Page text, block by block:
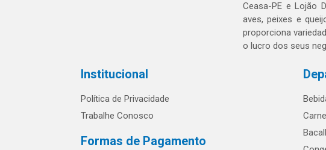
Ceasa-PE e Lojão
aves, peixes e
proporciona
o lucro dos seus
Institucional
Política de Privacidade
Trabalhe Conosco
Formas de Pagamento